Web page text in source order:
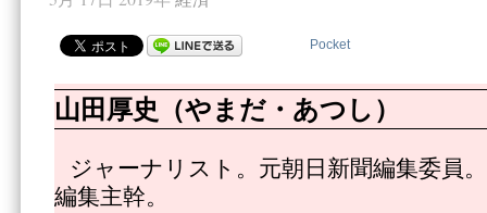
Pocket
山田厚史（やまだ・あつし）
ジャーナリスト。元朝日新聞編集委員
編集主幹。